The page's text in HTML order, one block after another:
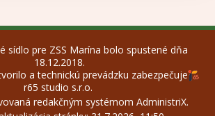
sídlo pre ZSS Marína bolo spustené dňa
18.12.2018.
a technickú prevádzku zabezpečuje
r65 studio s.r.o.
redakčným systémom AdministriX.